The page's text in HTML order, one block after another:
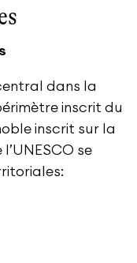
dans la
inscrit du
inscrit sur la
se